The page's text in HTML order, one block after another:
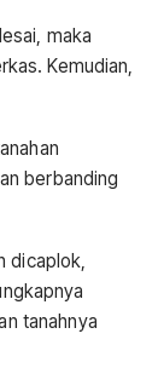
maka
Kemudian,
berbanding
dicaplok,
tanahnya